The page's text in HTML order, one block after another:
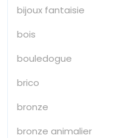
bijoux fantaisie
bois
bouledogue
brico
bronze
bronze animalier